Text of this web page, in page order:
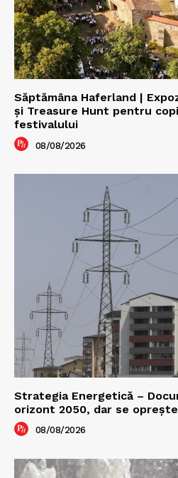
Săptămâna Haferland |
şi Treasure Hunt pentru
festivalului
08/08/2026
Strategia Energetică –
orizont 2050, dar se
08/08/2026